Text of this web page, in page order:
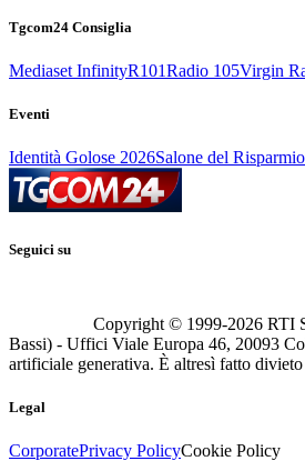
Tgcom24 Consiglia
Mediaset InfinityR101Radio 105Virgin
Eventi
Identità Golose 2026Salone del
Seguici su
Copyright © 1999-2026 RTI
Bassi) - Uffici Viale Europa 46, 20093
artificiale generativa. È altresì fatto
Legal
CorporatePrivacy PolicyCookie Policy